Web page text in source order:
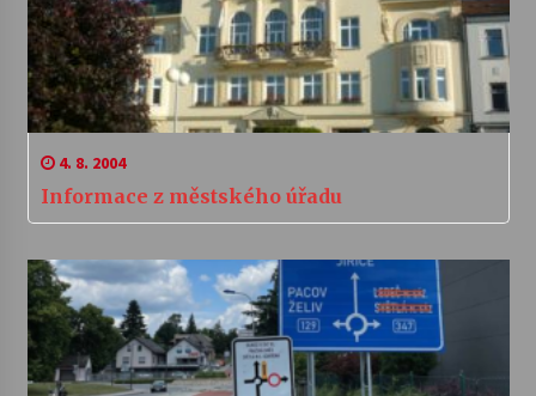
4. 8. 2004
Informace z městského úřadu